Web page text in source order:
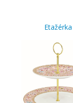
Etažérka